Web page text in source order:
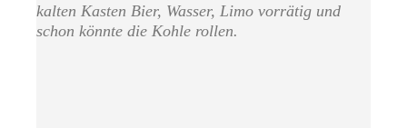
kalten Kasten Bier, Wasser, Limo vorrätig und
schon könnte die Kohle rollen.